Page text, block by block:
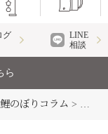
グ
LINE
相談
ら
鯉のぼりコラム > 鯉の